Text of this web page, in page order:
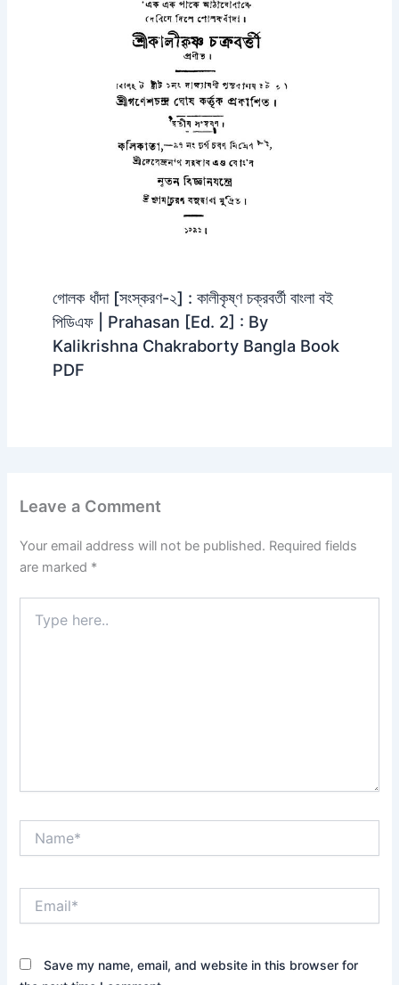
গোলক ধাঁদা [সংস্করণ-২] : কালীকৃষ্ণ চক্রবর্তী বাংলা বই
পিডিএফ | Prahasan [Ed. 2] : By
Kalikrishna Chakraborty Bangla Book
PDF
Leave a Comment
Your email address will not be published. Required fields
are marked *
here..
Save my name, email, and website in this browser for